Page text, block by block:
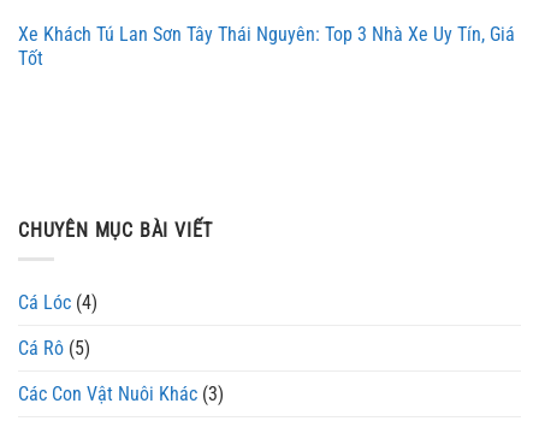
Xe Khách Tú Lan Sơn Tây Thái Nguyên: Top 3 Nhà Xe Uy Tín, Giá
Tốt
CHUYÊN MỤC BÀI VIẾT
Cá Lóc (4)
Cá Rô (5)
Các Con Vật Nuôi Khác (3)